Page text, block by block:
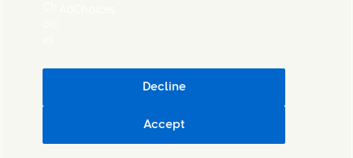
Erişilebilirlik
Decline
Accept